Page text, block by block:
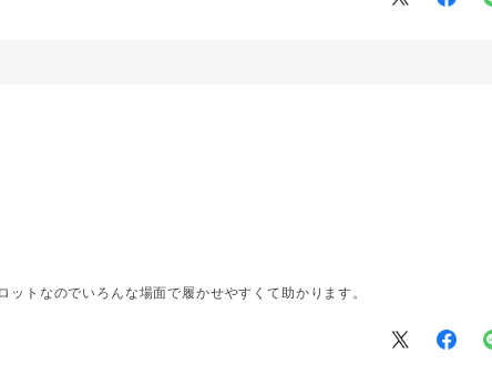
ットなのでいろんな場面で履かせやすくて助かります。